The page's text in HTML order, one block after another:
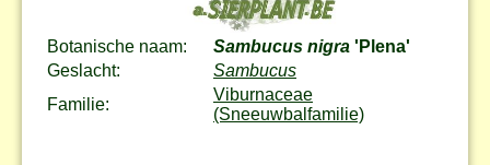
Botanische naam: Sambucus nigra 'Plena'
Geslacht:
Sambucus
Familie:
Viburnaceae
(Sneeuwbalfamilie)